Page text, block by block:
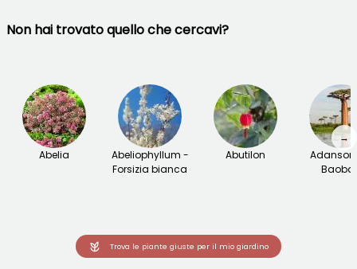
Non hai trovato quello che cercavi?
Abelia
Abeliophyllum -
Forsizia bianca
Abutilon
→
Trova le piante giuste per il mio giardino